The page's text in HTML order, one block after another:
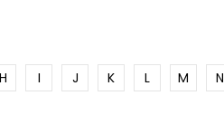
H I J K L M N